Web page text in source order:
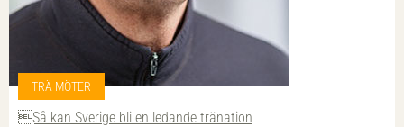
TRÄ MÖTER
Så kan Sverige bli en ledande tränation